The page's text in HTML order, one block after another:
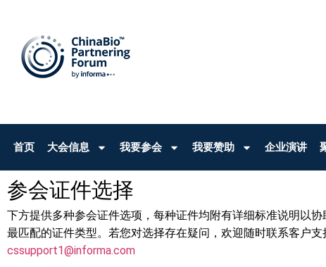
首页 大会信息 我要参会 我要赞助 企业演讲
参会证件选择
下方提供多种参会证件选项，每种证件均附有详细标准说明以
最匹配的证件类型。若您对选择存在疑问，欢迎随时联系客户支
cssupport1@informa.com